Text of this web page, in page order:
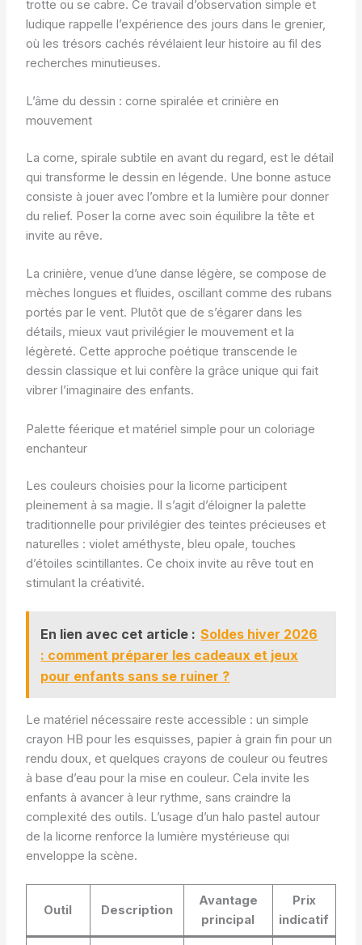
trotte ou se cabre. Ce travail d’observation simple et
ludique rappelle l’expérience des jours dans le grenier,
où les trésors cachés révélaient leur histoire au fil des
recherches minutieuses.
L’âme du dessin : corne spiralée et crinière en
mouvement
La corne, spirale subtile en avant du regard, est le détail
qui transforme le dessin en légende. Une bonne astuce
consiste à jouer avec l’ombre et la lumière pour donner
du relief. Poser la corne avec soin équilibre la tête et
invite au rêve.
La crinière, venue d’une danse légère, se compose de
mèches longues et fluides, oscillant comme des rubans
portés par le vent. Plutôt que de s’égarer dans les
détails, mieux vaut privilégier le mouvement et la
légèreté. Cette approche poétique transcende le
dessin classique et lui confère la grâce unique qui fait
vibrer l’imaginaire des enfants.
Palette féerique et matériel simple pour un coloriage
enchanteur
Les couleurs choisies pour la licorne participent
pleinement à sa magie. Il s’agit d’éloigner la palette
traditionnelle pour privilégier des teintes précieuses et
naturelles : violet améthyste, bleu opale, touches
d’étoiles scintillantes. Ce choix invite au rêve tout en
stimulant la créativité.
En lien avec cet article : Soldes hiver 2026
: comment préparer les cadeaux et jeux
pour enfants sans se ruiner ?
Le matériel nécessaire reste accessible : un simple
crayon HB pour les esquisses, papier à grain fin pour un
rendu doux, et quelques crayons de couleur ou feutres
à base d’eau pour la mise en couleur. Cela invite les
enfants à avancer à leur rythme, sans craindre la
complexité des outils. L’usage d’un halo pastel autour
de la licorne renforce la lumière mystérieuse qui
enveloppe la scène.
Outil Description
Avantage
principal
Prix
indicatif